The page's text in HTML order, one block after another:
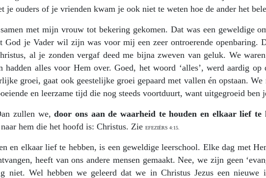
je ouders of je vrienden kwam je ook niet te weten hoe de ander het
met mijn vrouw tot bekering gekomen. Dat was een geweldige
God je Vader wil zijn was voor mij een zeer ontroerende openbaring.
al je zonden vergaf deed me bijna zweven van geluk. We
hadden alles voor Hem over. Goed, het woord ‘alles’, werd aardig op
groei, gaat ook geestelijke groei gepaard met vallen én opstaan. We
en leerzame tijd die nog steeds voortduurt, want uitgegroeid ben
zullen we,door ons aan de waarheid te houden en elkaar lief te
hem die het hoofd is: Christus. Zie EFEZIËRS 4:15.
en elkaar lief te hebben, is een geweldige leerschool. Elke dag met
heeft van ons andere mensen gemaakt. Nee, we zijn geen
niet. Wel hebben we geleerd dat we in Christus Jezus een nieuwe